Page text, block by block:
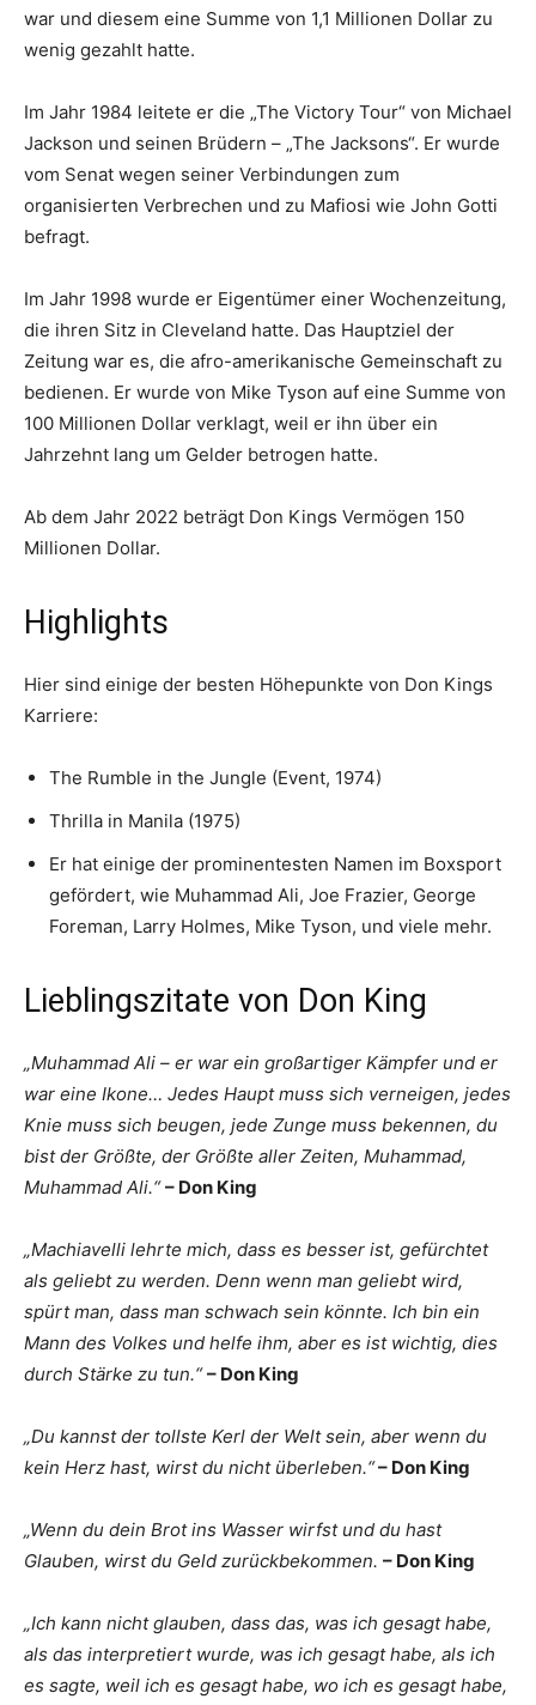
war und diesem eine Summe von 1,1 Millionen Dollar zu
wenig gezahlt hatte.
Im Jahr 1984 leitete er die „The Victory Tour“ von Michael
Jackson und seinen Brüdern – „The Jacksons“. Er wurde
vom Senat wegen seiner Verbindungen zum
organisierten Verbrechen und zu Mafiosi wie John Gotti
befragt.
Im Jahr 1998 wurde er Eigentümer einer Wochenzeitung,
die ihren Sitz in Cleveland hatte. Das Hauptziel der
Zeitung war es, die afro-amerikanische Gemeinschaft zu
bedienen. Er wurde von Mike Tyson auf eine Summe von
100 Millionen Dollar verklagt, weil er ihn über ein
Jahrzehnt lang um Gelder betrogen hatte.
Ab dem Jahr 2022 beträgt Don Kings Vermögen 150
Millionen Dollar.
Highlights
Hier sind einige der besten Höhepunkte von Don Kings
Karriere:
The Rumble in the Jungle (Event, 1974)
Thrilla in Manila (1975)
Er hat einige der prominentesten Namen im Boxsport
gefördert, wie Muhammad Ali, Joe Frazier, George
Foreman, Larry Holmes, Mike Tyson, und viele mehr.
Lieblingszitate von Don King
„Muhammad Ali – er war ein großartiger Kämpfer und er
war eine Ikone… Jedes Haupt muss sich verneigen, jedes
Knie muss sich beugen, jede Zunge muss bekennen, du
bist der Größte, der Größte aller Zeiten, Muhammad,
Muhammad Ali.“ – Don King
„Machiavelli lehrte mich, dass es besser ist, gefürchtet
als geliebt zu werden. Denn wenn man geliebt wird,
spürt man, dass man schwach sein könnte. Ich bin ein
Mann des Volkes und helfe ihm, aber es ist wichtig, dies
durch Stärke zu tun.“ – Don King
„Du kannst der tollste Kerl der Welt sein, aber wenn du
kein Herz hast, wirst du nicht überleben.“– Don King
„Wenn du dein Brot ins Wasser wirfst und du hast
Glauben, wirst du Geld zurückbekommen. – Don King
„Ich kann nicht glauben, dass das, was ich gesagt habe,
als das interpretiert wurde, was ich gesagt habe, als ich
es sagte, weil ich es gesagt habe, wo ich es gesagt habe,